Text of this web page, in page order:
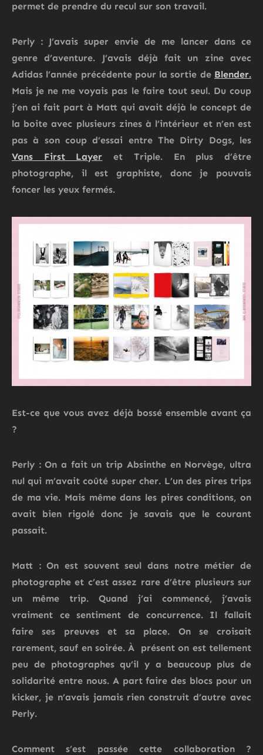
permet de prendre du recul sur son travail.
Perly : J’avais super envie de me lancer dans ce
genre d’aventure. J’avais déjà fait un zine avec
Adidas l’année précédente pour la sortie de Blender.
Mais je ne me voyais pas le faire tout seul. Du coup
j’en ai fait part à Matt qui avait déjà le concept de
la boite avec plusieurs zines à l’intérieur et n’en est
pas à son coup d’essai entre The Dirty Dogs, les
Vans First Layer et Triple. En plus d’être
photographe, il est graphiste, donc je pouvais
foncer les yeux fermés.
Est-ce que vous avez déjà bossé ensemble avant ça
?
Perly : On a fait un trip Absinthe en Norvège, ultra
nul qui m’avait coûté super cher. L’un des pires trips
de ma vie. Mais même dans les pires conditions, on
avait bien rigolé donc je savais que le courant
passait.
Matt : On est souvent seul dans notre métier de
photographe et c’est assez rare d’être plusieurs sur
un même trip. Quand j’ai commencé, j’avais
vraiment ce sentiment de concurrence. Il fallait
faire ses preuves et sa place. On se croisait
rarement, sauf en soirée. À présent on est tellement
peu de photographes qu’il y a beaucoup plus de
solidarité entre nous. A part faire des blocs pour un
kicker, je n’avais jamais rien construit d’autre avec
Perly.
Comment s’est passée cette collaboration ?